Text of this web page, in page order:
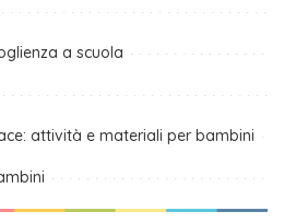
a scuola
attività e materiali per bambini